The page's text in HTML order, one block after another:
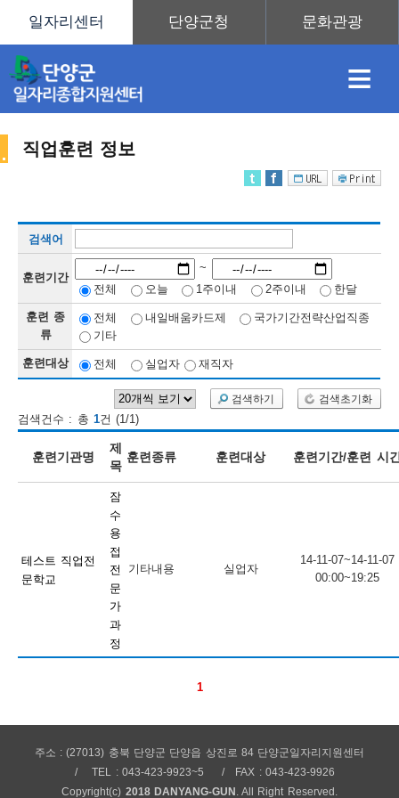
≡
보
보
련
우
내
직업훈련 정보
검색어
훈련기간
~
전체
오늘 1주이내 2주이내 한달
훈련 종
류
전체 내일배움카드제
국가기간전략산업직종
기타
훈련대상 전체 실업자 재직자
검색하기 검색초기화
검색건수 : 총 1건 (1/1)
훈련기관명
제
목
훈련종류 훈련대상 훈련기간/훈련 시
테스트 직업전
문학교
잠
수
용
접
전
문
가
과
정
기타내용 실업자
14-11-07~14-11-07
00:00~19:25
1
직
업
훈
련
주소 : (27013) 충북 단양군 단양읍 상진로 84 단양군일자리지원센터
TEL : 043-423-9923~5
FAX : 043-423-9926
Copyright(c) 2018 DANYANG-GUN . All Right Reserved.